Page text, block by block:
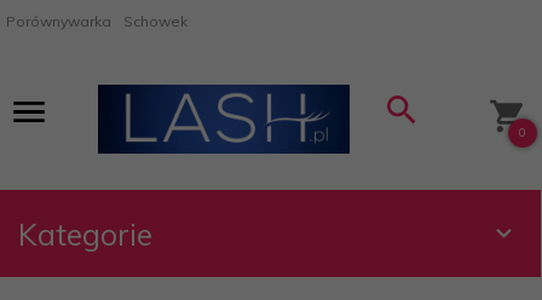
Porównywarka Schowek
0
Kategorie